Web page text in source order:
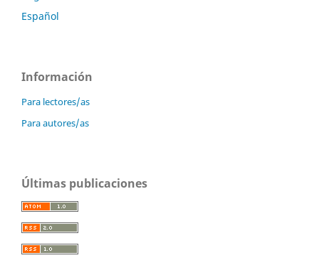
Español
Información
Para lectores/as
Para autores/as
Últimas publicaciones